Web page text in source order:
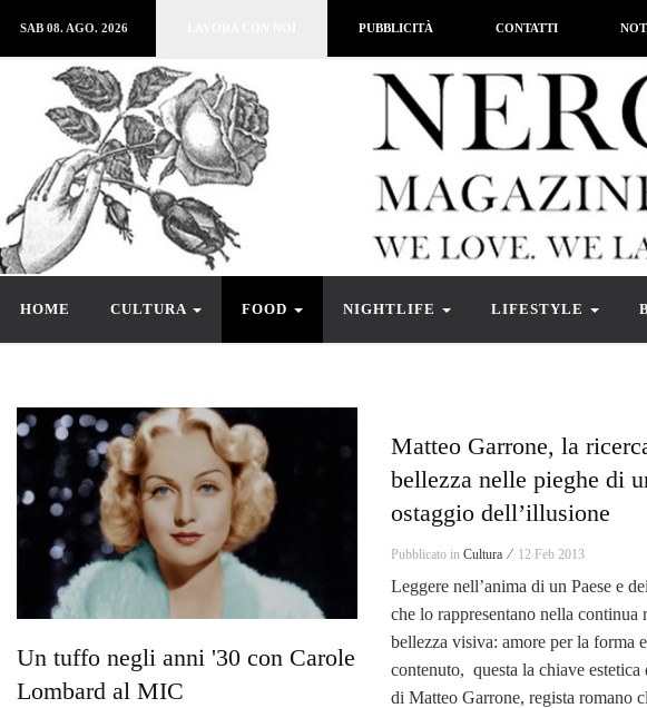
SAB 08. AGO. 2026 PUBBLICITÀ CONTATTI
HOME CULTURA FOOD NIGHTLIFE LIFESTYLE
Un tuffo negli anni '30 con Carole
Lombard al MIC
Matteo Garrone, la
bellezza nelle pieghe di
ostaggio dell’illusione
Pubblicato in Cultura ⁄ 12 Feb 2013
Leggere nell’anima di un Paese e
che lo rappresentano nella continua
bellezza visiva: amore per la forma
contenuto, questa la chiave estetica
di Matteo Garrone, regista romano